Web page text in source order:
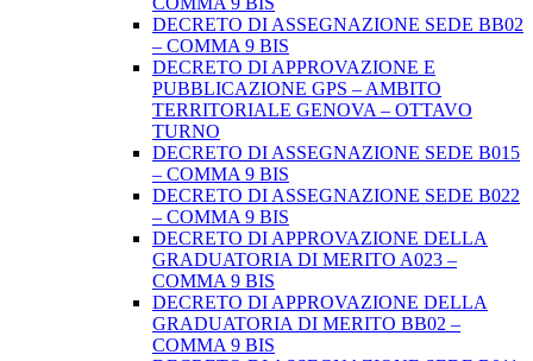
DECRETO DI ASSEGNAZIONE SEDE BB02
– COMMA 9 BIS
DECRETO DI APPROVAZIONE E
PUBBLICAZIONE GPS – AMBITO
TERRITORIALE GENOVA – OTTAVO
TURNO
DECRETO DI ASSEGNAZIONE SEDE B015
– COMMA 9 BIS
DECRETO DI ASSEGNAZIONE SEDE B022
– COMMA 9 BIS
DECRETO DI APPROVAZIONE DELLA
GRADUATORIA DI MERITO A023 –
COMMA 9 BIS
DECRETO DI APPROVAZIONE DELLA
GRADUATORIA DI MERITO BB02 –
COMMA 9 BIS